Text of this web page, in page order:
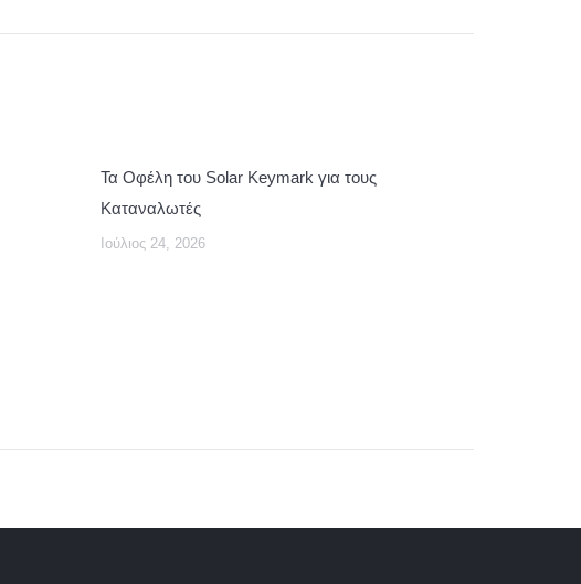
Τα Οφέλη του Solar Keymark για τους
Καταναλωτές
Ιούλιος 24, 2026